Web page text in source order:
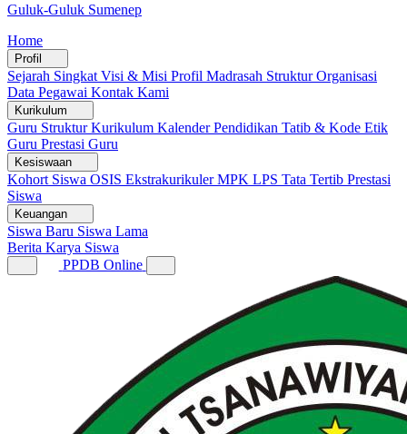
Guluk-Guluk Sumenep
Home
Profil
Sejarah Singkat Visi & Misi Profil Madrasah Struktur Organisasi
Data Pegawai Kontak Kami
Kurikulum
Guru Struktur Kurikulum Kalender Pendidikan Tatib & Kode Etik
Guru Prestasi Guru
Kesiswaan
Kohort Siswa OSIS Ekstrakurikuler MPK LPS Tata Tertib Prestasi
Siswa
Keuangan
Siswa Baru Siswa Lama
Berita Karya Siswa
PPDB Online